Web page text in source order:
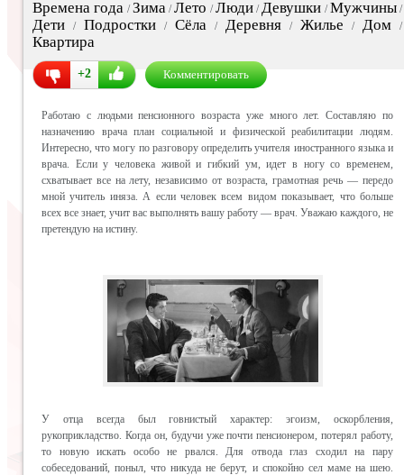
Времена года /Зима/Лето /Люди/Девушки /Мужчины/
Дети / Подростки / Сёла / Деревня / Жилье / Дом /
Квартира
+2 Комментировать
Работаю с людьми пенсионного возраста уже много лет. Составляю по
назначению врача план социальной и физической реабилитации людям.
Интересно, что могу по разговору определить учителя иностранного языка и
врача. Если у человека живой и гибкий ум, идет в ногу со временем,
схватывает все на лету, независимо от возраста, грамотная речь — передо
мной учитель иняза. А если человек всем видом показывает, что больше
всех все знает, учит вас выполнять вашу работу — врач. Уважаю каждого, не
претендую на истину.
У отца всегда был говнистый характер: эгоизм, оскорбления,
рукоприкладство. Когда он, будучи уже почти пенсионером, потерял работу,
то новую искать особо не рвался. Для отвода глаз сходил на пару
собеседований, поныл, что никуда не берут, и спокойно сел маме на шею.